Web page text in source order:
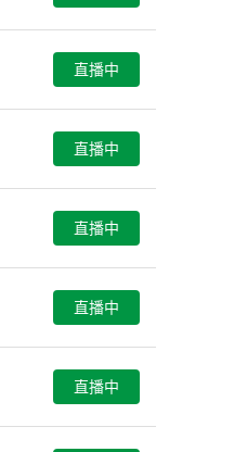
直播中
直播中
直播中
直播中
直播中